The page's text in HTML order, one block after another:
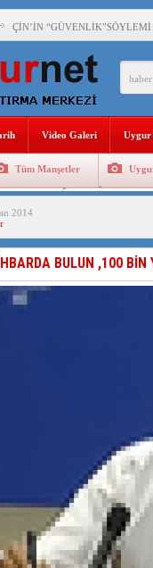
ÇİN’İN “GÜVENLİK”SÖYLEMİ
PAKİSTAN,AFGANİSTAN’DA
ANAHTAR PARTİ GENEL
ÇİN’İN DOĞU
150 YILDIR KAYNAYAN
ÇİN’İN UYGUR
ÇİN’İN ANKARA
Video Galeri Uygur
Tüm Manşetler
Cenaze
2014
BULUN ,100 BİN